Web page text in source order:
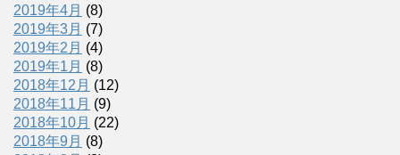
2019年4月 (8)
2019年3月 (7)
2019年2月 (4)
2019年1月 (8)
2018年12月 (12)
2018年11月 (9)
2018年10月 (22)
2018年9月 (8)